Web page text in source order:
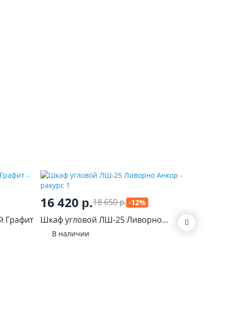
Графит
16 420 р.18 650р. -12%
Шкаф угловой ЛШ-25 Ливорно
Анкор
В наличии